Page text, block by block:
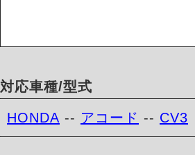
対応車種/型式
HONDA -- アコード -- CV3